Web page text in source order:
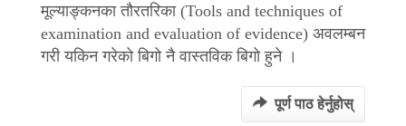
मूल्याङ्कनका तौरतरिका (Tools and techniques of
examination and evaluation of evidence) अवलम्बन
गरी यकिन गरेको बिगो नै वास्तविक बिगो हुने ।
पूर्ण पाठ हेर्नुहोस्